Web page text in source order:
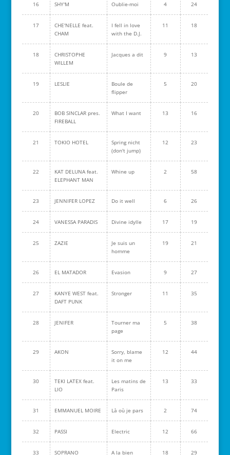
16 SHY'M Oublie-moi 4 24
17
CHE'NELLE feat.
CHAM
I fell in love
with the D.J.
11 18
18
CHRISTOPHE
WILLEM
Jacques a dit 9 13
19 LESLIE
Boule de
flipper
5 20
20
BOB SINCLAR pres.
FIREBALL
What I want 13 16
21 TOKIO HOTEL
Spring nicht
(don't jump)
12 23
22
KAT DELUNA feat.
ELEPHANT MAN
Whine up 2 58
23 JENNIFER LOPEZ Do it well 6 26
24 VANESSA PARADIS Divine idylle 17 19
25 ZAZIE
Je suis un
homme
19 21
26 EL MATADOR Evasion 9 27
27
KANYE WEST feat.
DAFT PUNK
Stronger 11 35
28 JENIFER
Tourner ma
page
5 38
29 AKON
Sorry, blame
it on me
12 44
30
TEKI LATEX feat.
LIO
Les matins de
Paris
13 33
31 EMMANUEL MOIRE Là où je pars 2 74
32 PASSI Electric 12 66
33 SOPRANO A la bien 18 29